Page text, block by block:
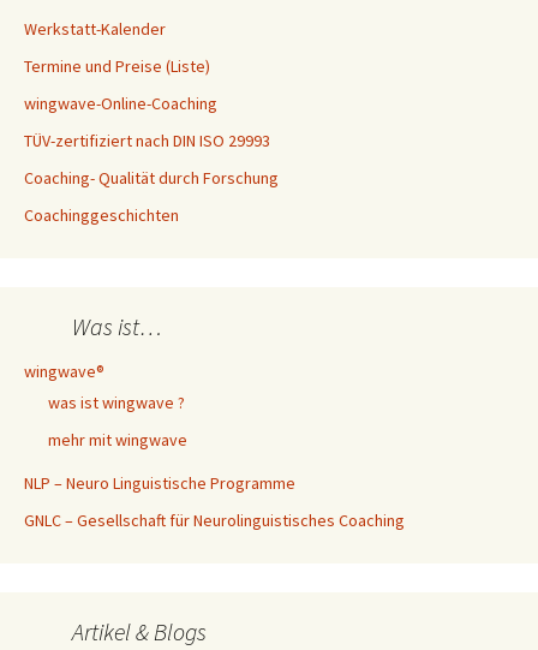
Werkstatt-Kalender
Termine und Preise (Liste)
wingwave-Online-Coaching
TÜV-zertifiziert nach DIN ISO 29993
Coaching- Qualität durch Forschung
Coachinggeschichten
Was ist…
wingwave®
was ist wingwave ?
mehr mit wingwave
NLP – Neuro Linguistische Programme
GNLC – Gesellschaft für Neurolinguistisches Coaching
Artikel & Blogs